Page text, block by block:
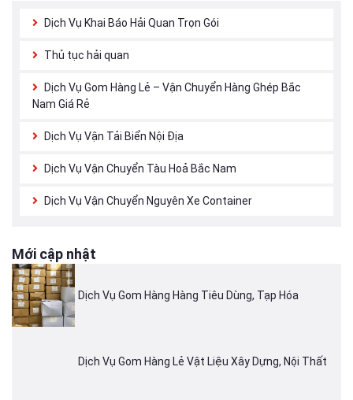
Dịch Vụ Khai Báo Hải Quan Trọn Gói
Thủ tục hải quan
Dịch Vụ Gom Hàng Lẻ – Vận Chuyển Hàng Ghép Bắc
Nam Giá Rẻ
Dịch Vụ Vận Tải Biển Nội Địa
Dịch Vụ Vận Chuyển Tàu Hoả Bắc Nam
Dịch Vụ Vận Chuyển Nguyên Xe Container
Mới cập nhật
Dịch Vụ Gom Hàng Hàng Tiêu Dùng, Tạp Hóa
Dịch Vụ Gom Hàng Lẻ Vật Liệu Xây Dựng, Nội Thất